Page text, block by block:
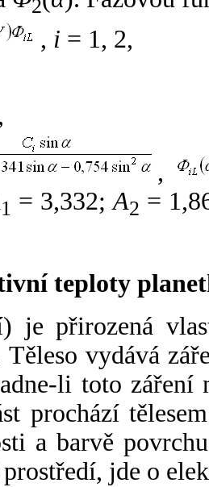
2
, i = 1, 2,
,
,
1 = 3,332;A2 =
teploty
je přirozená
Těleso vydává
li toto záření
prochází
a barvě
prostředí, jde o